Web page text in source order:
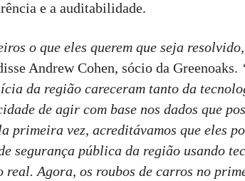
e a auditabilidade.
o que eles querem que seja
Andrew Cohen, sócio da Greenoaks.
da região careceram tanto da
de agir com base nos dados que
primeira vez, acreditávamos que eles
segurança pública da região usando
real. Agora, os roubos de carros no